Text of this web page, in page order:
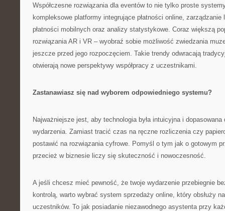
Współczesne rozwiązania dla eventów to nie tylko proste
kompleksowe platformy integrujące płatności online, zarządzanie
płatności mobilnych oraz analizy statystykowe. Coraz większą
rozwiązania AR i VR – wyobraź sobie możliwość zwiedzania
jeszcze przed jego rozpoczęciem. Takie trendy odwracają
otwierają nowe perspektywy współpracy z uczestnikami.
Zastanawiasz się nad wyborem odpowiedniego systemu?
Najważniejsze jest, aby technologia była intuicyjna i
wydarzenia. Zamiast tracić czas na ręczne rozliczenia czy
postawić na rozwiązania cyfrowe. Pomyśl o tym jak o gotowym
przecież w biznesie liczy się skuteczność i nowoczesność.
A jeśli chcesz mieć pewność, że twoje wydarzenie przebiegnie
kontrolą, warto wybrać system sprzedaży online, który obsłuży
uczestników. To jak posiadanie niezawodnego asystenta przy